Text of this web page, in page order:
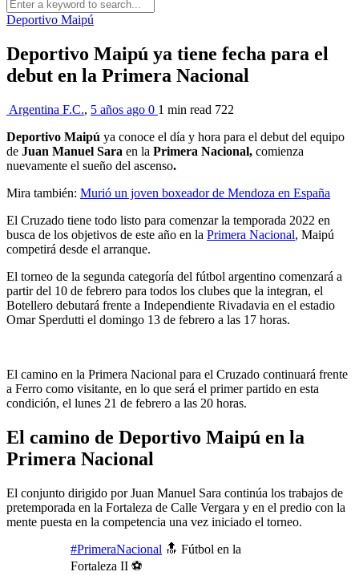
Deportivo Maipú
Deportivo Maipú ya tiene fecha para el
debut en la Primera Nacional
Argentina F.C., 5 años ago 0 1 min read 722
Deportivo Maipú ya conoce el día y hora para el debut del equipo
de Juan Manuel Sara en la Primera Nacional, comienza
nuevamente el sueño del ascenso.
Mira también: Murió un joven boxeador de Mendoza en España
El Cruzado tiene todo listo para comenzar la temporada 2022 en
busca de los objetivos de este año en la Primera Nacional, Maipú
competirá desde el arranque.
El torneo de la segunda categoría del fútbol argentino comenzará a
partir del 10 de febrero para todos los clubes que la integran, el
Botellero debutará frente a Independiente Rivadavia en el estadio
Omar Sperdutti el domingo 13 de febrero a las 17 horas.
El camino en la Primera Nacional para el Cruzado continuará frente
a Ferro como visitante, en lo que será el primer partido en esta
condición, el lunes 21 de febrero a las 20 horas.
El camino de Deportivo Maipú en la
Primera Nacional
El conjunto dirigido por Juan Manuel Sara continúa los trabajos de
pretemporada en la Fortaleza de Calle Vergara y en el predio con la
mente puesta en la competencia una vez iniciado el torneo.
#PrimeraNacional 🔝 Fútbol en la
Fortaleza II ⚽️